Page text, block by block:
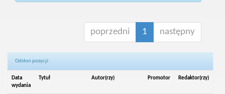
poprzedni 1 następny
Odsłon pozycji:
Data
wydania
Tytuł Autor(rzy) Promotor Redaktor(rzy)